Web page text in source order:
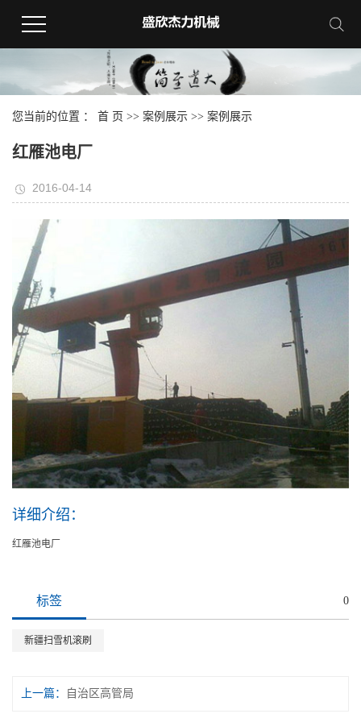
您当前的位置 ： 首 页 >> 案例展示 >> 案例展示
红雁池电厂
2016-04-14
详细介绍：
红雁池电厂
标签 0
新疆扫雪机滚刷
上一篇： 自治区高管局